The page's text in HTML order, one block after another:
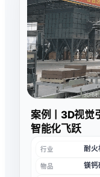
案例丨3D视觉
智能化飞跃
行业 耐火
物品 镁钙